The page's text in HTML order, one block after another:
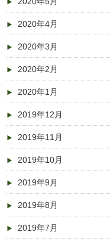
2020年4月
2020年3月
2020年2月
2020年1月
2019年12月
2019年11月
2019年10月
2019年9月
2019年8月
2019年7月